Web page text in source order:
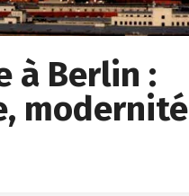
à Berlin :
modernité